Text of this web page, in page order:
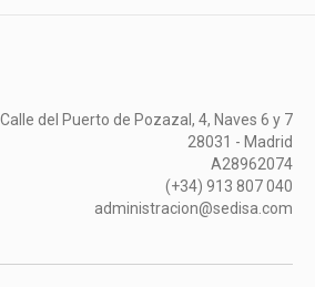
Calle del Puerto de Pozazal, 4, Naves 6 y 7
28031 - Madrid
A28962074
(+34) 913 807 040
administracion@sedisa.com